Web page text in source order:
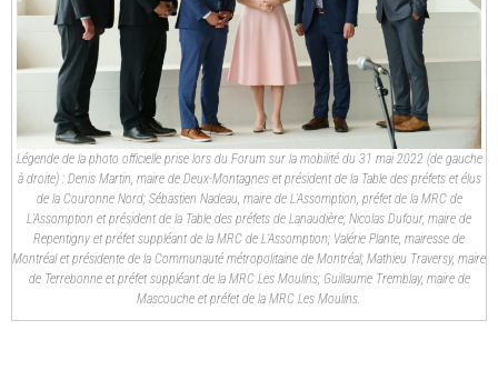
Légende de la photo officielle prise lors du Forum sur la mobilité du 31 mai 2022 (de gauche
à droite) : Denis Martin, maire de Deux-Montagnes et président de la Table des préfets et élus
de la Couronne Nord; Sébastien Nadeau, maire de L’Assomption, préfet de la MRC de
L’Assomption et président de la Table des préfets de Lanaudière; Nicolas Dufour, maire de
Repentigny et préfet suppléant de la MRC de L’Assomption; Valérie Plante, mairesse de
Montréal et présidente de la Communauté métropolitaine de Montréal; Mathieu Traversy, maire
de Terrebonne et préfet suppléant de la MRC Les Moulins; Guillaume Tremblay, maire de
Mascouche et préfet de la MRC Les Moulins.